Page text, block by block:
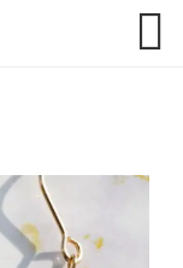
